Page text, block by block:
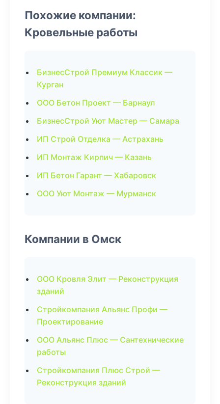
Похожие компании:
Кровельные работы
БизнесСтрой Премиум Классик —
Курган
ООО Бетон Проект — Барнаул
БизнесСтрой Уют Мастер — Самара
ИП Строй Отделка — Астрахань
ИП Монтаж Кирпич — Казань
ИП Бетон Гарант — Хабаровск
ООО Уют Монтаж — Мурманск
Компании в Омск
ООО Кровля Элит — Реконструкция
зданий
Стройкомпания Альянс Профи —
Проектирование
ООО Альянс Плюс — Сантехнические
работы
Стройкомпания Плюс Строй —
Реконструкция зданий